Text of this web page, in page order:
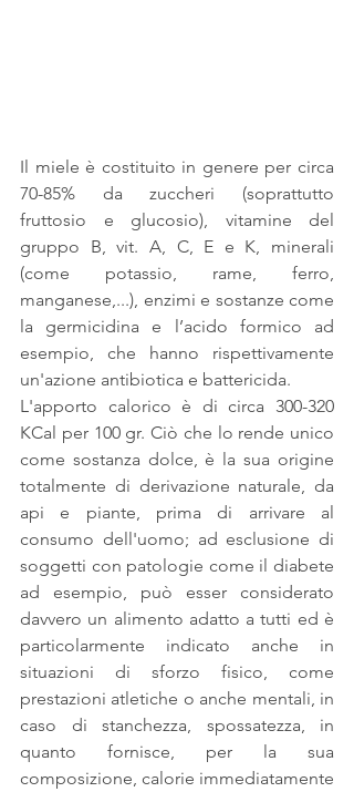
Il miele è costituito in genere per circa
70-85% da zuccheri (soprattutto
fruttosio e glucosio), vitamine del
gruppo B, vit. A, C, E e K, minerali
(come potassio, rame, ferro,
manganese,...), enzimi e sostanze come
la germicidina e l’acido formico ad
esempio, che hanno rispettivamente
un'azione antibiotica e battericida.
L'apporto calorico è di circa 300-320
KCal per 100 gr. Ciò che lo rende unico
come sostanza dolce, è la sua origine
totalmente di derivazione naturale, da
api e piante, prima di arrivare al
consumo dell'uomo; ad esclusione di
soggetti con patologie come il diabete
ad esempio, può esser considerato
davvero un alimento adatto a tutti ed è
particolarmente indicato anche in
situazioni di sforzo fisico, come
prestazioni atletiche o anche mentali, in
caso di stanchezza, spossatezza, in
quanto fornisce, per la sua
composizione, calorie immediatamente